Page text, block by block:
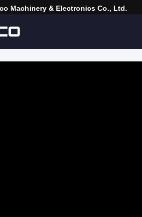
Machinery & Electronics Co., Ltd.